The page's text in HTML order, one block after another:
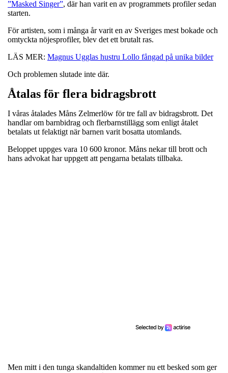
”Masked Singer”, där han varit en av programmets profiler sedan
starten.
För artisten, som i många år varit en av Sveriges mest bokade och
omtyckta nöjesprofiler, blev det ett brutalt ras.
LÄS MER: Magnus Ugglas hustru Lollo fångad på unika bilder
Och problemen slutade inte där.
Åtalas för flera bidragsbrott
I våras åtalades Måns Zelmerlöw för tre fall av bidragsbrott. Det
handlar om barnbidrag och flerbarnstillägg som enligt åtalet
betalats ut felaktigt när barnen varit bosatta utomlands.
Beloppet uppges vara 10 600 kronor. Måns nekar till brott och
hans advokat har uppgett att pengarna betalats tillbaka.
Men mitt i den tunga skandaltiden kommer nu ett besked som ger